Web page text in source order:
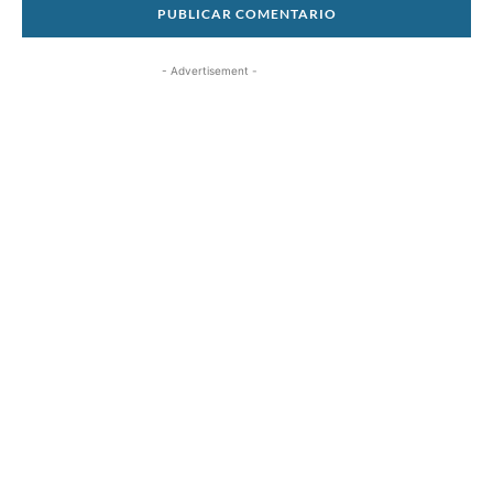
- Advertisement -